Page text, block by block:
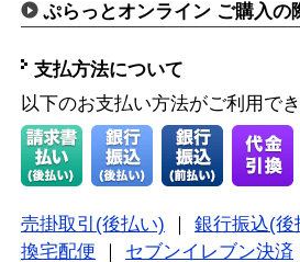
ぷらっとオンライン ご購入の
支払方法について
以下のお支払い方法がご利用で
売掛取引(後払い)
銀行振込(後
換宅配便
セブンイレブン決済